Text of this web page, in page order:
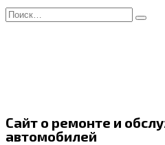
Перейти
к
Search
for:
Сайт о ремонте и
автомобилей